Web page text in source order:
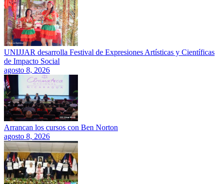
UNIJJAR desarrolla Festival de Expresiones Artísticas y Científicas
de Impacto Social
agosto 8, 2026
Arrancan los cursos con Ben Norton
agosto 8, 2026